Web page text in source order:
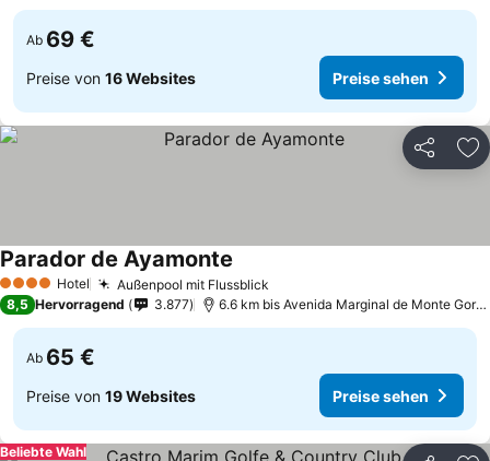
Ab 69 €
Preise von 16 Websites Preise sehen
Teilen
4 Sterne Hotel Außenpool mit Flussblick
Parador de Ayamonte
8,5 Hervorragend 3.877 6.6 km bis Avenida Marginal de Monte Gordo
Ab 65 €
Preise von 19 Websites Preise sehen
Beliebte Wahl